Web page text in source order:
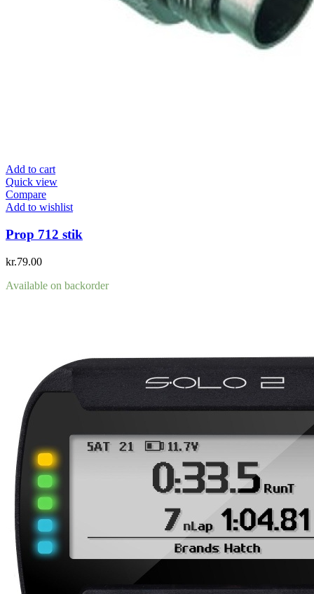
Add to cart
Quick view
Compare
Add to wishlist
Prop 712 stik
kr.79.00
Available on backorder